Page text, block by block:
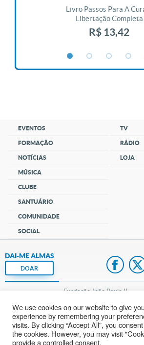
Livro Passos Para A
Libertação Completa
R$ 13,42
EVENTOS
FORMAÇÃO
NOTÍCIAS
MÚSICA
CLUBE
SANTUÁRIO
COMUNIDADE
SOCIAL
TV
RÁDIO
LOJA
DAI-ME ALMAS
DOAR
Fundação João Paulo II
Pedido de Oração
Mapa do site
We use cookies on our website to give
experience by remembering your
visits. By clicking “Accept All”, you
the cookies. However, you may visit
provide a controlled consent.